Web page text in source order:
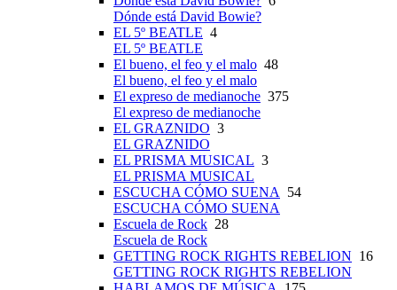
Dónde está David Bowie?
EL 5º BEATLE 4
EL 5º BEATLE
El bueno, el feo y el malo 48
El bueno, el feo y el malo
El expreso de medianoche 375
El expreso de medianoche
EL GRAZNIDO 3
EL GRAZNIDO
EL PRISMA MUSICAL 3
EL PRISMA MUSICAL
ESCUCHA CÓMO SUENA
54
ESCUCHA CÓMO SUENA
Escuela de Rock 28
Escuela de Rock
GETTING ROCK RIGHTS REBELION 16
GETTING ROCK RIGHTS REBELION